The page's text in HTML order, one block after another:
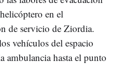
en el
de servicio de Ziordia.
vehículos del espacio
ambulancia hasta el punto